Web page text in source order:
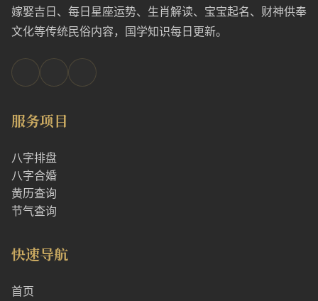
嫁娶吉日、每日星座运势、生肖解读、宝宝起名、财神供奉
文化等传统民俗内容，国学知识每日更新。
服务项目
八字排盘
八字合婚
黄历查询
节气查询
快速导航
首页